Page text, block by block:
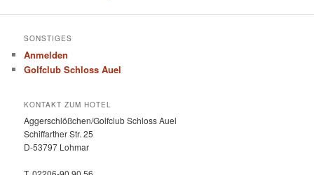
SONSTIGES
Anmelden
Golfclub Schloss Auel
KONTAKT ZUM HOTEL
Aggerschlößchen/Golfclub Schloss Auel
Schiffarther Str. 25
D-53797 Lohmar